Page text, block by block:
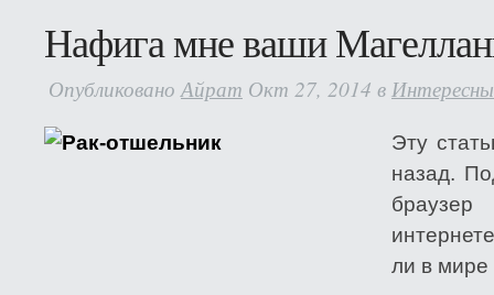
Нафига мне ваши
Опубликовано Айрат Окт 27, 2014 в
Эту
назад.
ли в